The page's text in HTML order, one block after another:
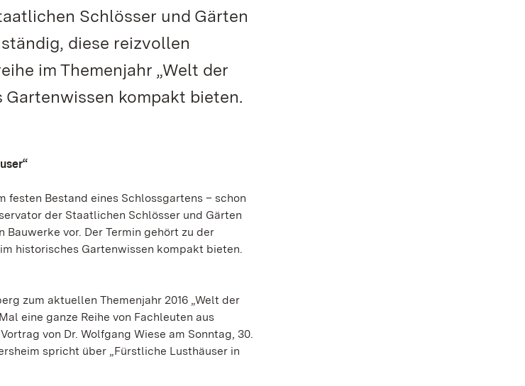
Schlösser und Gärten
diese reizvollen
im Themenjahr „Welt der
kompakt bieten.
festen Bestand eines Schlossgartens – schon
der Staatlichen Schlösser und Gärten
vor. Der Termin gehört zu der
historisches Gartenwissen kompakt bieten.
zum aktuellen Themenjahr 2016 „Welt der
eine ganze Reihe von Fachleuten aus
von Dr. Wolfgang Wiese am Sonntag, 30.
spricht über „Fürstliche Lusthäuser in